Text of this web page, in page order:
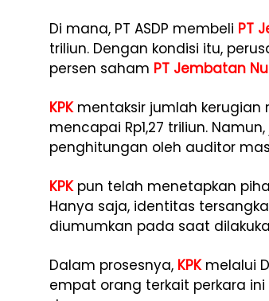
Di mana, PT ASDP membeli PT
triliun. Dengan kondisi itu,
persen saham PT Jembatan
KPKmentaksir jumlah kerugian
mencapai Rp1,27 triliun.
penghitungan oleh auditor
KPKpun telah menetapkan
Hanya saja, identitas
diumumkan pada saat
Dalam prosesnya, KPKmelalui
empat orang terkait perkara